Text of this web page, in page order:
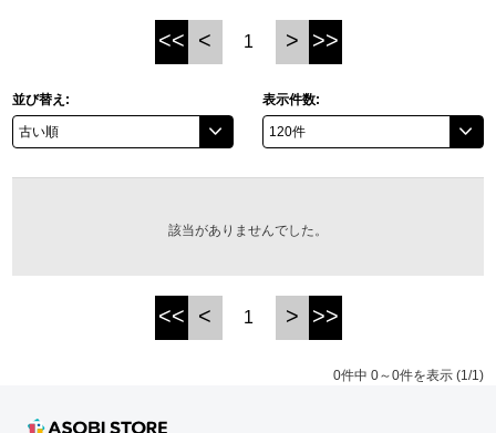
プレミアム会員とは
テイルズ オブ シリーズ
鉄拳
太鼓の達人
ガンダムシリーズ
<< < 1 > >>
並び替え: 表示件数:
該当がありませんでした。
<< < 1 > >>
0件中 0～0件を表示 (1/1)